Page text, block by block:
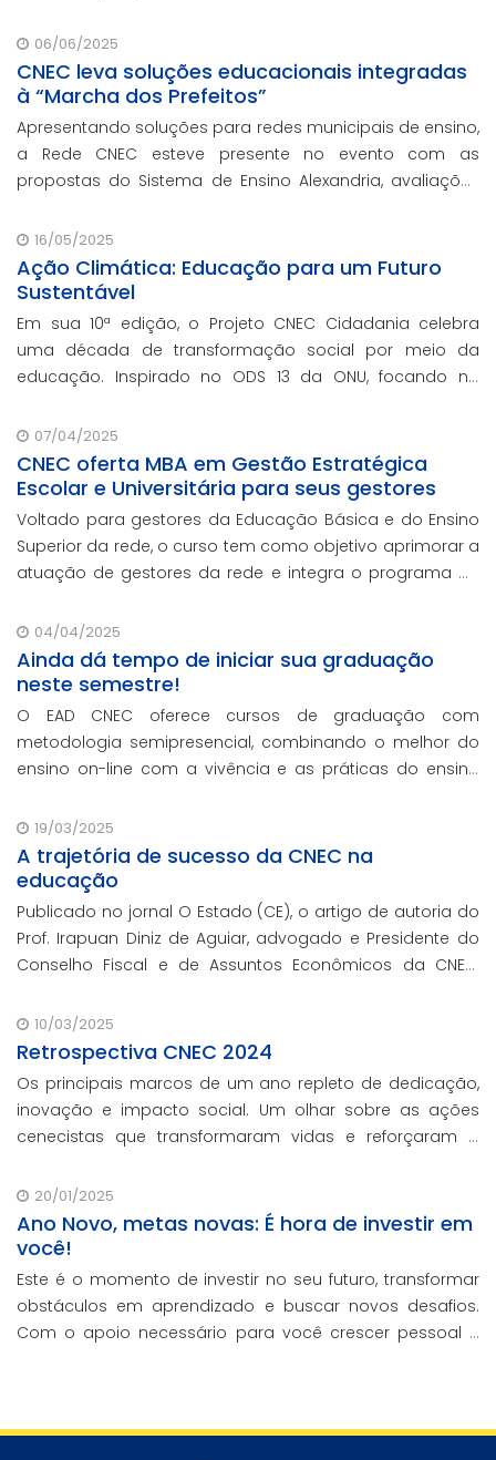
06/06/2025
CNEC leva soluções educacionais integradas
à “Marcha dos Prefeitos”
Apresentando soluções para redes municipais de ensino,
a Rede CNEC esteve presente no evento com as
propostas do Sistema de Ensino Alexandria, avaliações
escolar e parcerias com prefeituras durante e
16/05/2025
Ação Climática: Educação para um Futuro
Sustentável
Em sua 10ª edição, o Projeto CNEC Cidadania celebra
uma década de transformação social por meio da
educação. Inspirado no ODS 13 da ONU, focando no
promoção da sustentabilidade.
07/04/2025
CNEC oferta MBA em Gestão Estratégica
Escolar e Universitária para seus gestores
Voltado para gestores da Educação Básica e do Ensino
Superior da rede, o curso tem como objetivo aprimorar a
atuação de gestores da rede e integra o programa de
contando com o oferecimento gratuito da Re
04/04/2025
Ainda dá tempo de iniciar sua graduação
neste semestre!
O EAD CNEC oferece cursos de graduação com
metodologia semipresencial, combinando o melhor do
ensino on-line com a vivência e as práticas do ensino
19/03/2025
A trajetória de sucesso da CNEC na
educação
Publicado no jornal O Estado (CE), o artigo de autoria do
Prof. Irapuan Diniz de Aguiar, advogado e Presidente do
Conselho Fiscal e de Assuntos Econômicos da CNEC,
brasileira.
10/03/2025
Retrospectiva CNEC 2024
Os principais marcos de um ano repleto de dedicação,
inovação e impacto social. Um olhar sobre as ações
cenecistas que transformaram vidas e reforçaram o
20/01/2025
Ano Novo, metas novas: É hora de investir em
você!
Este é o momento de investir no seu futuro, transformar
obstáculos em aprendizado e buscar novos desafios.
Com o apoio necessário para você crescer pessoal e